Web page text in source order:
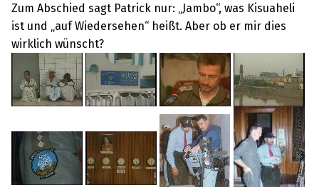
Zum Abschied sagt Patrick nur: „Jambo“, was Kisuaheli
ist und „auf Wiedersehen“ heißt. Aber ob er mir dies
wirklich wünscht?